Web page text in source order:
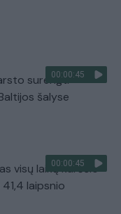
00:00:45
surengti
šalyse
00:00:45
visų laikų karščio
laipsnio